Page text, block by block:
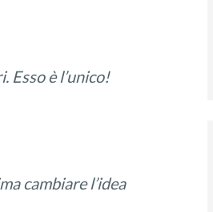
Esso è l’unico!
cambiarel’idea